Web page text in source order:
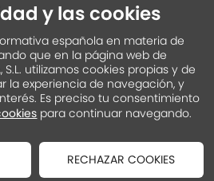
y las cookies
española en materia de
que en la página web de
S.L. utilizamos cookies propias y de
la experiencia de navegación, y
Es preciso tu consentimiento
para continuar navegando.
RECHAZAR COOKIES